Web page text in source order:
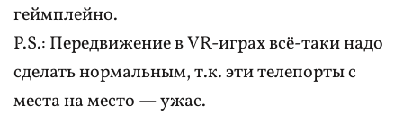
геймплейно.
P.S.: Передвижение в VR-играх всё-таки надо
сделать нормальным, т.к. эти телепорты с
места на место — ужас.